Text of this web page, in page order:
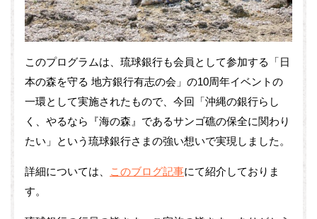
このプログラムは、琉球銀行も会員として参加する「日
本の森を守る 地方銀行有志の会」の10周年イベントの
一環として実施されたもので、今回「沖縄の銀行らし
く、やるなら『海の森』であるサンゴ礁の保全に関わり
たい」という琉球銀行さまの強い想いで実現しました。
詳細については、 このブログ記事にて紹介しておりま
す。